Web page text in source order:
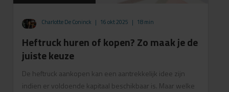
Charlotte De Coninck | 16 okt 2025 | 18 min
Heftruck huren of kopen? Zo maak je de
juiste keuze
De heftruck aankopen kan een aantrekkelijk idee zijn
indien er voldoende kapitaal beschikbaar is. Maar welke